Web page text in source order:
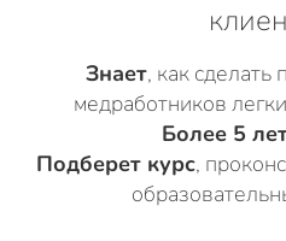
Знает, как сделать
медработников
Более 5
Подберет курс,